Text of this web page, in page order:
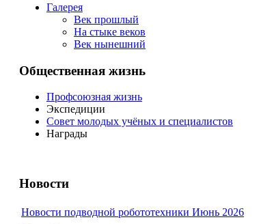
Галерея
Век прошлый
На стыке веков
Век нынешний
Общественная жизнь
Профсоюзная жизнь
Экспедиции
Совет молодых учёных и специалистов
Награды
Новости
Новости подводной робототехники Июнь 2026